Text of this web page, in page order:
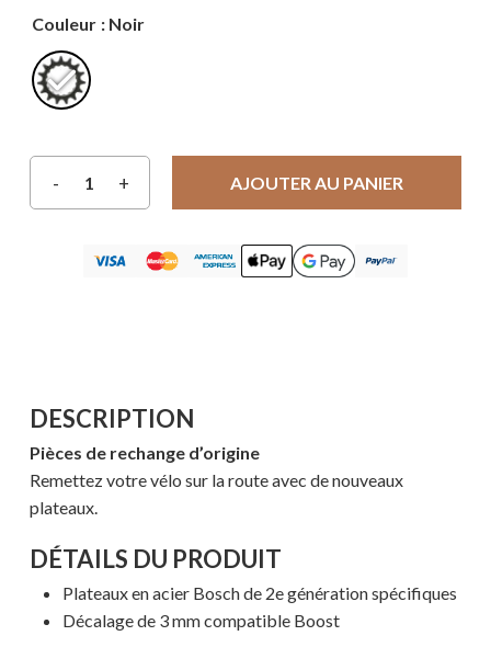
Couleur : Noir
AJOUTER AU PANIER
DESCRIPTION
Pièces de rechange d’origine
Remettez votre vélo sur la route avec de nouveaux
plateaux.
DÉTAILS DU PRODUIT
Plateaux en acier Bosch de 2e génération spécifiques
Décalage de 3 mm compatible Boost